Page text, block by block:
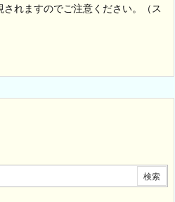
れますのでご注意ください。（ス